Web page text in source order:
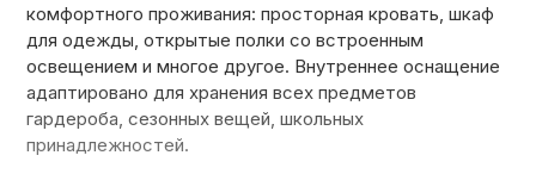
комфортного проживания: просторная кровать, шкаф
для одежды, открытые полки со встроенным
освещением и многое другое. Внутреннее оснащение
адаптировано для хранения всех предметов
гардероба, сезонных вещей, школьных
принадлежностей.